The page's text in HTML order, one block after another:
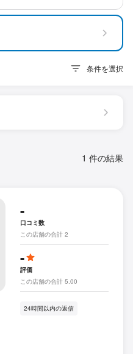
条件を選択
1 件の結果
-
口コミ数
この店舗の合計 2
-
評価
この店舗の合計 5.00
24時間以内の返信